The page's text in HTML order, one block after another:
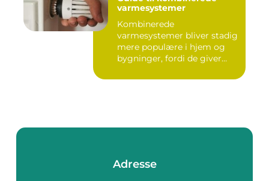
varmesystemer
Kombinerede
varmesystemer bliver stadig
mere populære i hjem og
bygninger, fordi de giver
Adresse